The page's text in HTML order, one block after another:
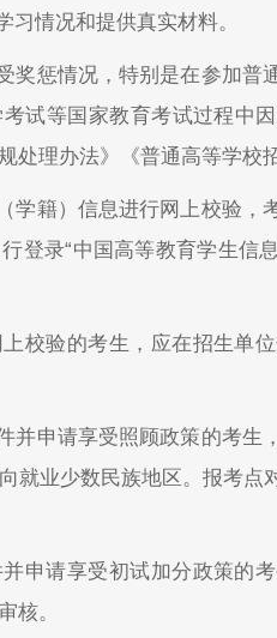
情况和提供真实材料。
奖惩情况，特别是在参加普
试等国家教育考试过程中
处理办法》《普通高等学校
学籍）信息进行网上校验，
登录“中国高等教育学生信
校验的考生，应在招生单
并申请享受照顾政策的考生
就业少数民族地区。报考点
申请享受初试加分政策的
核。